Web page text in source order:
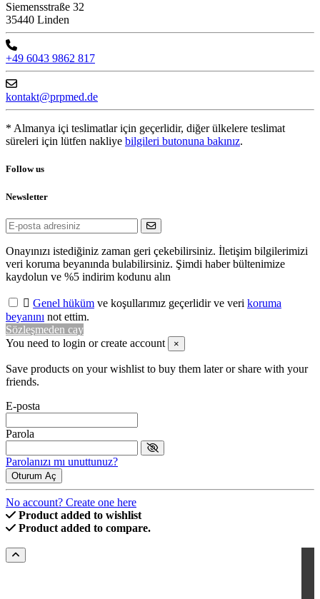
Siemensstraße 32
35440 Linden
+49 6043 9862 817
kontakt@prpmed.de
* Almanya içi teslimatlar için geçerlidir, diğer ülkelere teslimat
süreleri için lütfen nakliye bilgileri butonuna bakınız.
Follow us
Newsletter
Onayınızı istediğiniz zaman geri çekebilirsiniz. İletişim bilgilerimizi
veri koruma beyanında bulabilirsiniz. Şimdi haber bültenimize
kaydolun ve %5 indirim kodunu alın
 Genel hüküm ve koşullarımız geçerlidir ve veri koruma
beyanını not ettim.
Sözleşmeden cay
You need to login or create account
×
Save products on your wishlist to buy them later or share with your
friends.
E-posta
Parola
Parolanızı mı unuttunuz?
Oturum Aç
No account? Create one here
Product added to wishlist
Product added to compare.